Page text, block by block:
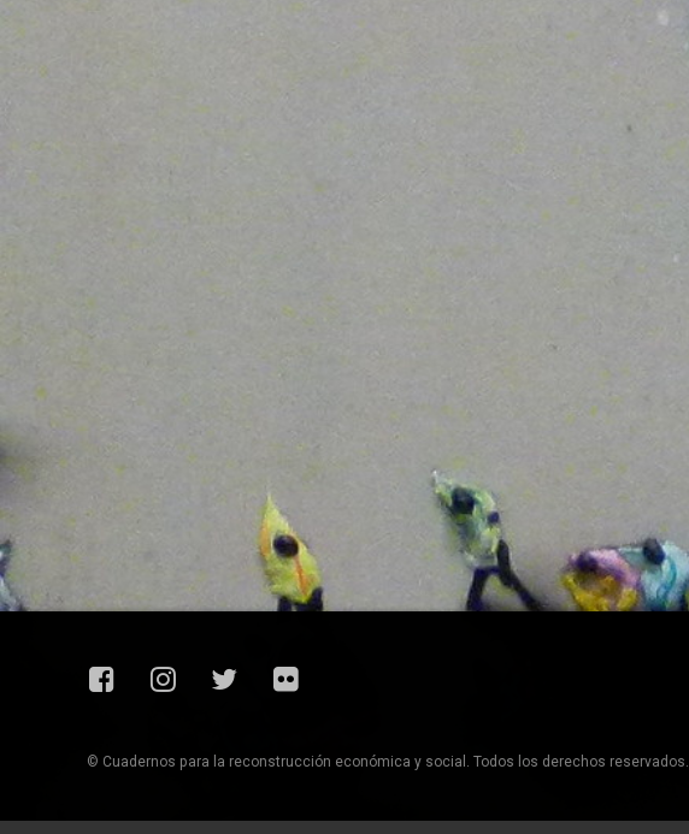
FacebookInstagram
TwitterFlickr
© Cuadernos para la reconstrucción económica y social. Todos los derechos reservados.